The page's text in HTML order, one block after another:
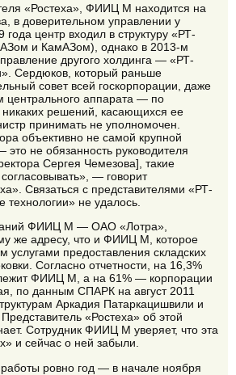
«Ростеха», ФИИЦ М находится на
в доверительном управлении у
года центр входил в структуру «РТ-
и КамАЗом), однако в 2013-м
другого холдинга — «РТ-
Сердюков, который раньше
совет всей госкорпорации, даже
центрального аппарата — по
решений, касающихся ее
принимать не уполномочен.
объективно не самой крупной
не обязанность руководителя
Сергея Чемезова], такие
— говорит
Связаться с представителями «РТ-
технологии» не удалось.
ФИИЦ М — ОАО «Лотра»,
же адресу, что и ФИИЦ М, которое
услугами предоставления складских
Согласно отчетности, на 16,3%
ФИИЦ М, а на 61% — корпорации
по данным СПАРК на август 2011
Аркадия Патаркацишвили и
«Ростеха» об этой
Сотрудник ФИИЦ М уверяет, что эта
и сейчас о ней забыли.
ровно год — в начале ноября